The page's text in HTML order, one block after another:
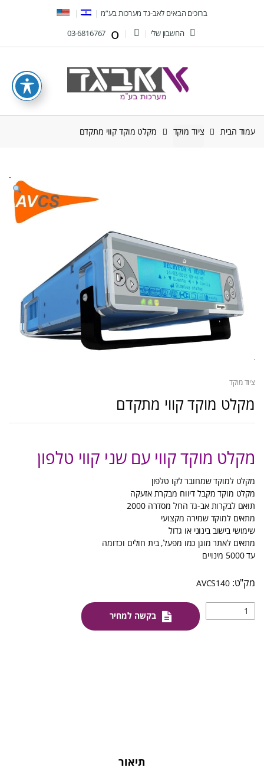
ברוכים הבאים לאב-גד מערכות בע”מ
החשבון שלי
עמוד הבית ציוד מוקד מקלט מוקד קווי מתקדם
ציוד מוקד
מקלט מוקד קווי מתקדם
מקלט מוקד קווי עם שני קווי טלפון
מקלט למוקד שמחובר לקו טלפון
מקלט מוקד מקבל דיווח מבקרת אזעקה
תואם לבקרות אב-גד החל מסדרה 2000
מתאים למוקד שמירה מקצועי
שימושי בישוב בינוני או גדול
מתאים לאתר מוגן כמו מפעל, בית חולים וכדומה
עד 5000 מינויים
AVCS140
בקשה למחיר
תיאור